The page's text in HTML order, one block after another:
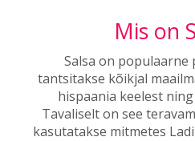
Mis on
Salsa on populaarne
tantsitakse kõikjal
hispaania keelest
Tavaliselt on see
kasutatakse mitmetes